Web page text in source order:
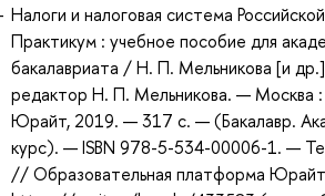
Налоги и налоговая система
Практикум : учебное пособие для
бакалавриата / Н. П. Мельникова [и
редактор Н. П. Мельникова. — Москва :
Юрайт, 2019. — 317 с. — (Бакалавр.
курс). — ISBN 978-5-534-00006-1. —
// Образовательная платформа